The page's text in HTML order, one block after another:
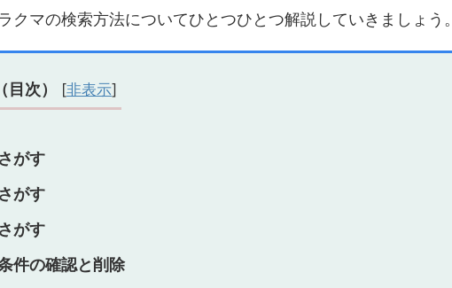
クマの検索方法についてひとつひとつ解説していきましょう。
次） [非表示]
がす
がす
がす
件の確認と削除